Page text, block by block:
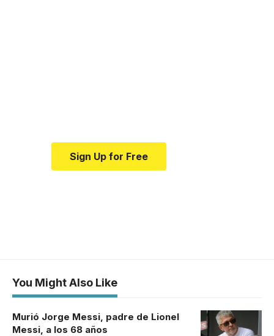
Sign Up for Free
You Might Also Like
Murió Jorge Messi, padre de Lionel
Messi, a los 68 años